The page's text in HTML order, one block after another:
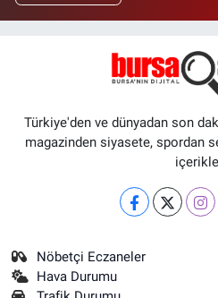
Türkiye'den ve dünyadan son
magazinden siyasete, spordan
Nöbetçi Eczaneler
Hava Durumu